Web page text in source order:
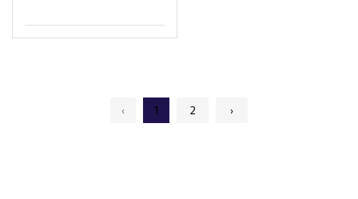
‹ 1 2 ›